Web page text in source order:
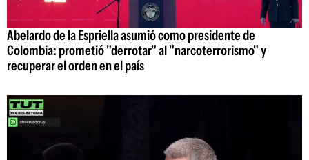
Abelardo de la Espriella asumió como presidente de
Colombia: prometió "derrotar" al "narcoterrorismo" y
recuperar el orden en el país